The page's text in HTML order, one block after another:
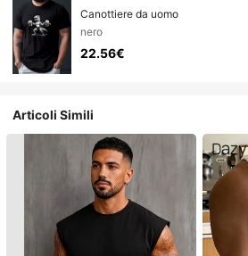
Canottiere da uomo
nero
22.56€
Articoli Simili